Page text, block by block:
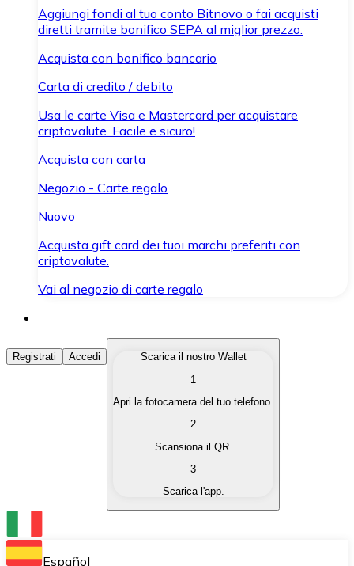
Aggiungi fondi al tuo conto Bitnovo o fai acquisti
diretti tramite bonifico SEPA al miglior prezzo.
Acquista con bonifico bancario
Carta di credito / debito
Usa le carte Visa e Mastercard per acquistare
criptovalute. Facile e sicuro!
Acquista con carta
Negozio - Carte regalo
Nuovo
Acquista gift card dei tuoi marchi preferiti con
criptovalute.
Vai al negozio di carte regalo
Acquista Criptovalute
Acquista le criptovalute che ti interessano in modo
Converti le tue criptovalute in valuta fiat quando ne
Scambia una criptovaluta con un'altra
Conserva le tue cripto in un Wallet self-custodial.
Registrati Accedi
Scarica il nostro Wallet
1
Apri la fotocamera del tuo telefono.
2
Scansiona il QR.
3
Scarica l'app.
Español